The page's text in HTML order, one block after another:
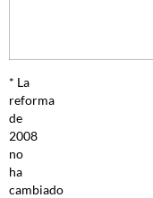
* La
reforma
de
2008
no
ha
cambiado